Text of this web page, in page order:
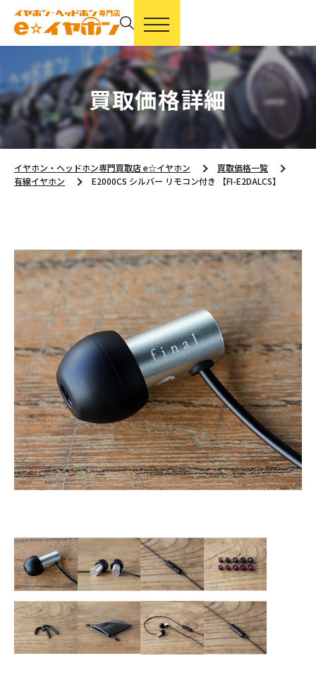
買取価格詳細
イヤホン・ヘッドホン専門買取店 e☆イヤホン
買取価格一覧
有線イヤホン
E2000CS シルバー リモコン付き 【FI-E2DALCS】